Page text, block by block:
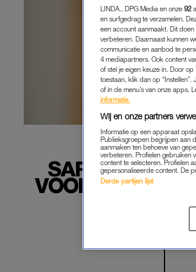
SARAH (50)
VOOR RUBEN,
'DE
LINDA., DPG Media en onze 92
en surfgedrag te verzamelen.
een account aanmaakt. Dit
verbeteren. Daarnaast kunnen
communicatie en aanbod te
4 mediapartners. Ook content
of stel je eigen keuze in. Door
toestaan, klik dan op “Instellen”.
of in de menu’s van onze apps.
informatie.
Wij en onze partners
Informatie op een apparaat
Publieksgroepen begrijpen aan
aanmaken ten behoeve van
verbeteren. Profielen gebruiken
content te selecteren. Profielen
gepersonaliseerde content. De
Derde partijen lijst